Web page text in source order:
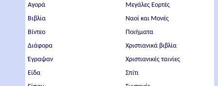
Αγορά
Βιβλία
Βίντεο
Διάφορα
Έγραψαν
Είδα
Μεγάλες Εορτές
Ναοί και Μονές
Ποιήματα
Χριστιανικά βιβλία
Χριστιανικές ταινίες
Σπίτι